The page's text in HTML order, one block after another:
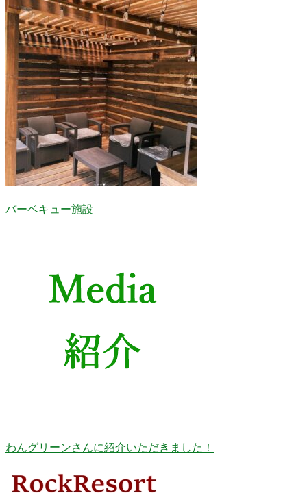
バーベキュー施設
わんグリーンさんに紹介いただきました！